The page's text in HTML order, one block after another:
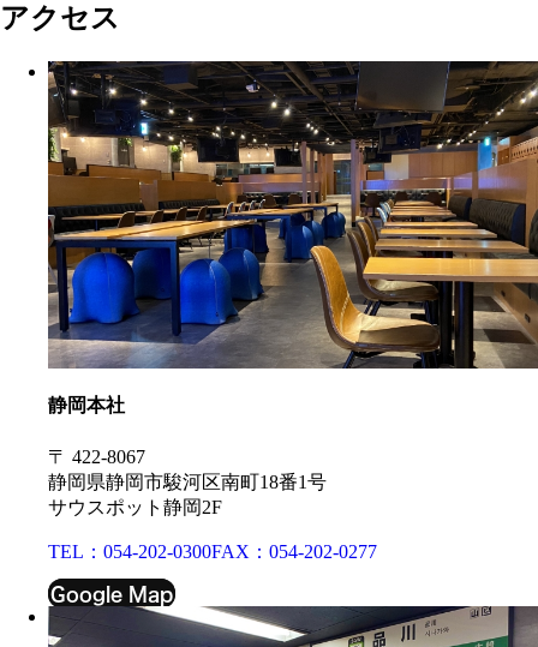
アクセス
静岡本社
〒 422-8067
静岡県静岡市駿河区南町18番1号
サウスポット静岡2F
TEL：054-202-0300FAX：054-202-0277
Google Map